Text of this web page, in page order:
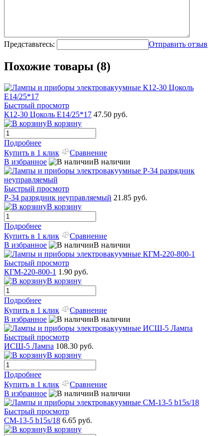
Представьтесь: Отправить отзыв
Похожие товары (8)
Быстрый просмотр
К12-30 Цоколь Е14/25*17 47.50 руб.
В корзину
Подробнее
Купить в 1 клик
Сравнение
В избранное
В наличии
Быстрый просмотр
Р-34 разрядник неуправляемый 21.85 руб.
В корзину
Подробнее
Купить в 1 клик
Сравнение
В избранное
В наличии
Быстрый просмотр
КГМ-220-800-1 1.90 руб.
В корзину
Подробнее
Купить в 1 клик
Сравнение
В избранное
В наличии
Быстрый просмотр
ИСШ-5 Лампа 108.30 руб.
В корзину
Подробнее
Купить в 1 клик
Сравнение
В избранное
В наличии
Быстрый просмотр
СМ-13-5 b15s/18 6.65 руб.
В корзину